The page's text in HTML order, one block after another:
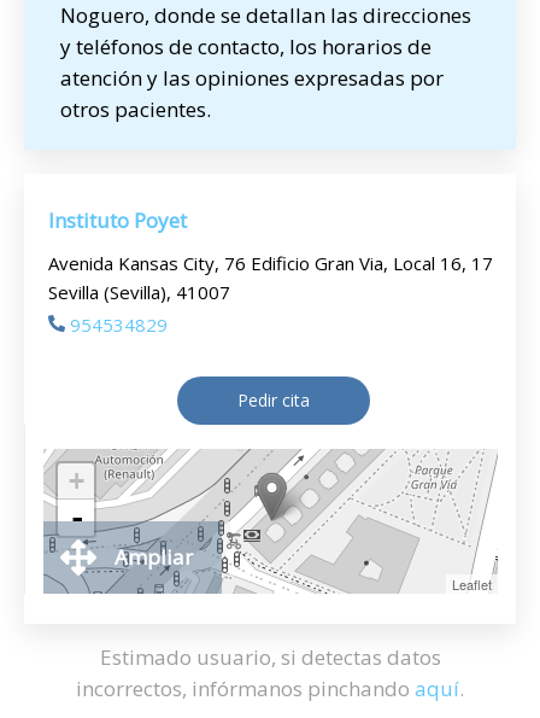
Noguero, donde se detallan las direcciones
y teléfonos de contacto, los horarios de
atención y las opiniones expresadas por
otros pacientes.
Instituto Poyet
Avenida Kansas City, 76 Edificio Gran Via, Local 16, 17
Sevilla (Sevilla), 41007
954534829
Pedir cita
+
-
Leaflet
Ampliar
Estimado usuario, si detectas datos
incorrectos, infórmanos pinchando aquí.